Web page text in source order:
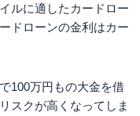
ルに適したカードロー
ドローンの金利はカー
100万円もの大金を借
スクが高くなってしま